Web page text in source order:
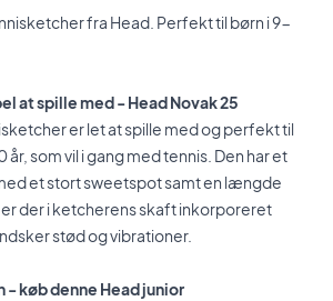
fra Head. Perfekt til børn i 9-
at spille med - Head Novak 25
er let at spille med og perfekt til
år, som vil i gang med tennis. Den har et
et stort sweetspot samt en længde
er der i ketcherens skaft inkorporeret
stød og vibrationer.
- køb denne Head junior